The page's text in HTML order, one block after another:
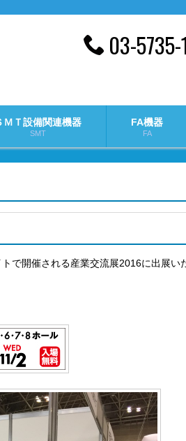
03-5735-
ＭＴ設備関連機器
SMT
FA機器
FA
で開催される産業交流展2016に出展い